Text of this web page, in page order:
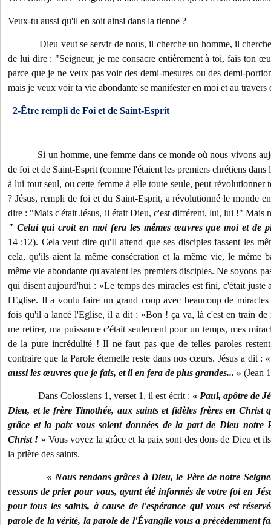
Veux-tu aussi qu'il en soit ainsi dans la tienne ?
Dieu veut se servir de nous, il cherche un homme, il
de lui dire : "Seigneur, je me consacre entièrement à toi, fais ton
parce que je ne veux pas voir des demi-mesures ou des demi-
mais je veux voir ta vie abondante se manifester en moi et au travers
2-Être rempli de Foi et de Saint-Esprit
Si un homme, une femme dans ce monde où nous vivons
de foi et de Saint-Esprit (comme l'étaient les premiers chrétiens
à lui tout seul, ou cette femme à elle toute seule, peut révolutionner
? Jésus, rempli de foi et du Saint-Esprit, a révolutionné le monde
dire : "Mais c'était Jésus, il était Dieu, c'est différent, lui, lui !" Mais
" Celui qui croit en moi fera les mêmes œuvres que moi et de
14 :12). Cela veut dire qu'Il attend que ses disciples fassent les
cela, qu'ils aient la même consécration et la même vie, le même
même vie abondante qu'avaient les premiers disciples. Ne soyons
qui disent aujourd'hui : «Le temps des miracles est fini, c'était juste
l'Eglise. Il a voulu faire un grand coup avec beaucoup de
fois qu'il a lancé l'Eglise, il a dit : «Bon ! ça va, là c'est en train de
me retirer, ma puissance c'était seulement pour un temps, mes
de la pure incrédulité ! Il ne faut pas que de telles paroles
contraire que la Parole éternelle reste dans nos cœurs. Jésus a dit :
aussi les œuvres que je fais, et il en fera de plus grandes... » (Jean
Dans Colossiens 1, verset 1, il est écrit : « Paul, apôtre de
Dieu, et le frère Timothée, aux saints et fidèles frères en Christ
grâce et la paix vous soient données de la part de Dieu notre
Christ ! » Vous voyez la grâce et la paix sont des dons de Dieu et
la prière des saints.
« Nous rendons grâces à Dieu, le Père de notre
cessons de prier pour vous, ayant été informés de votre foi en
pour tous les saints, à cause de l'espérance qui vous est
parole de la vérité, la parole de l'Évangile vous a précédemment